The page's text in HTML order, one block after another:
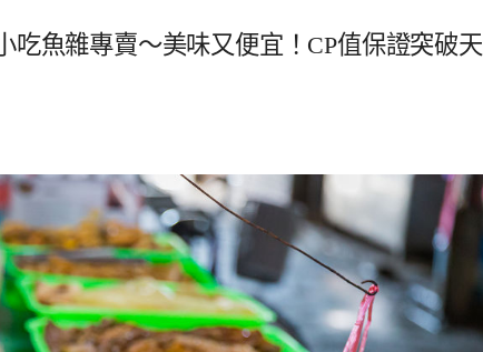
吃魚雜專賣～美味又便宜！CP值保證突破天